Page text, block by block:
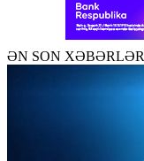
ƏN SON XƏBƏRLƏR